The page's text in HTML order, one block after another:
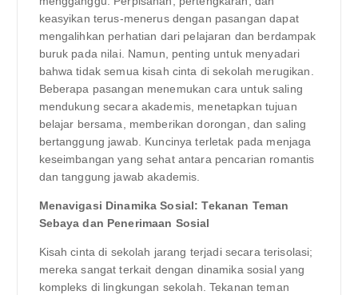
keasyikan terus-menerus dengan pasangan dapat
mengalihkan perhatian dari pelajaran dan berdampak
buruk pada nilai. Namun, penting untuk menyadari
bahwa tidak semua kisah cinta di sekolah merugikan.
Beberapa pasangan menemukan cara untuk saling
mendukung secara akademis, menetapkan tujuan
belajar bersama, memberikan dorongan, dan saling
bertanggung jawab. Kuncinya terletak pada menjaga
keseimbangan yang sehat antara pencarian romantis
dan tanggung jawab akademis.
Menavigasi Dinamika Sosial: Tekanan Teman
Sebaya dan Penerimaan Sosial
Kisah cinta di sekolah jarang terjadi secara terisolasi;
mereka sangat terkait dengan dinamika sosial yang
kompleks di lingkungan sekolah. Tekanan teman